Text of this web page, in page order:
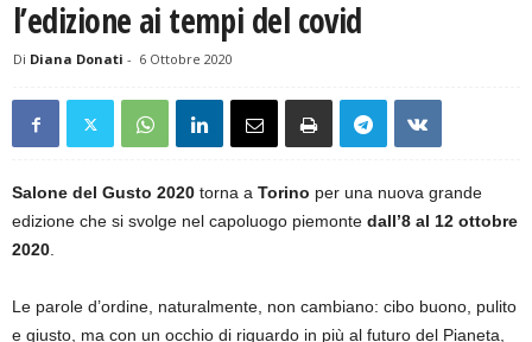
l’edizione ai tempi del covid
Di Diana Donati - 6 Ottobre 2020
Salone del Gusto 2020 torna a Torino per una nuova grande
edizione che si svolge nel capoluogo piemonte dall’8 al 12 ottobre
2020.
Le parole d’ordine, naturalmente, non cambiano: cibo buono, pulito
e giusto, ma con un occhio di riguardo in più al futuro del Pianeta,